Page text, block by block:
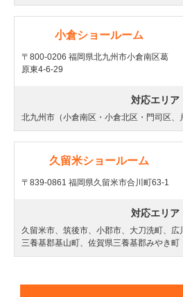
小倉ショールーム
〒800-0206 福岡県北九州市小倉南区葛
原東4-6-29
対応エリア
北九州市（小倉南区・小倉北区・門司区
久留米ショールーム
〒839-0861 福岡県久留米市合川町63-1
対応エリア
久留米市、筑後市、小郡市、大刀洗町、
三養基郡基山町、佐賀県三養基郡みやき町